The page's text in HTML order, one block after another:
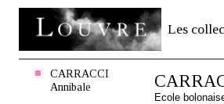
Les
CARRACCI
Annibale
Ecole